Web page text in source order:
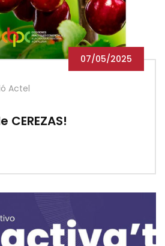
07/05/2025
Actel
CEREZAS!